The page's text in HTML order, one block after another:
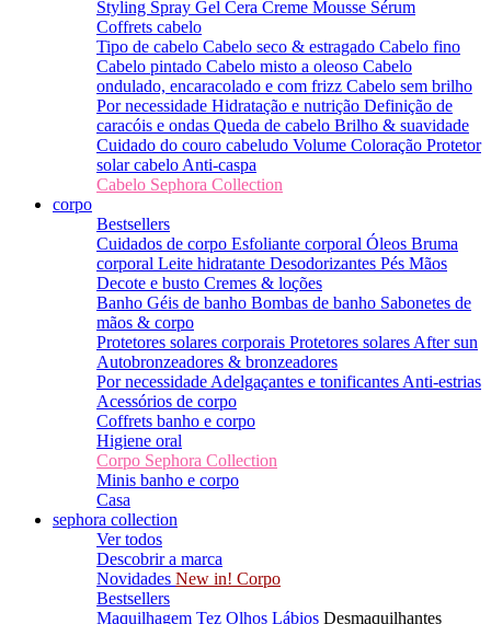
Styling Spray Gel Cera Creme Mousse Sérum
Coffrets cabelo
Tipo de cabelo Cabelo seco & estragado Cabelo fino
Cabelo pintado Cabelo misto a oleoso Cabelo
ondulado, encaracolado e com frizz Cabelo sem brilho
Por necessidade Hidratação e nutrição Definição de
caracóis e ondas Queda de cabelo Brilho & suavidade
Cuidado do couro cabeludo Volume Coloração Protetor
solar cabelo Anti-caspa
Cabelo Sephora Collection
corpo
Bestsellers
Cuidados de corpo Esfoliante corporal Óleos Bruma
corporal Leite hidratante Desodorizantes Pés Mãos
Decote e busto Cremes & loções
Banho Géis de banho Bombas de banho Sabonetes de
mãos & corpo
Protetores solares corporais Protetores solares After sun
Autobronzeadores & bronzeadores
Por necessidade Adelgaçantes e tonificantes Anti-estrias
Acessórios de corpo
Coffrets banho e corpo
Higiene oral
Corpo Sephora Collection
Minis banho e corpo
Casa
sephora collection
Ver todos
Descobrir a marca
Novidades New in! Corpo
Bestsellers
Maquilhagem Tez Olhos Lábios Desmaquilhantes